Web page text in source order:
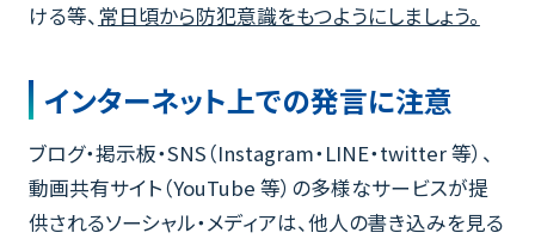
ける等、常日頃から防犯意識をもつようにしましょう。
インターネット上での発言に注意
ブログ・掲示板・SNS（Instagram・LINE・twitter 等）、
動画共有サイト（YouTube 等）の多様なサービスが提
供されるソーシャル・メディアは、他人の書き込みを見る